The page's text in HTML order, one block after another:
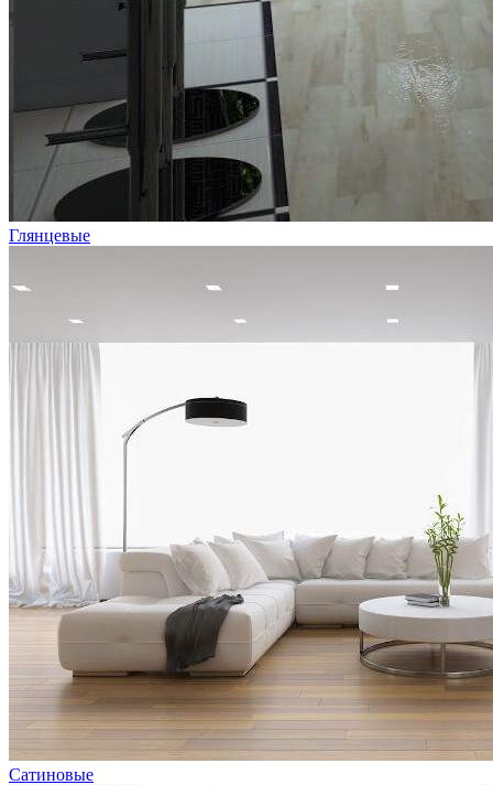
Глянцевые
Сатиновые